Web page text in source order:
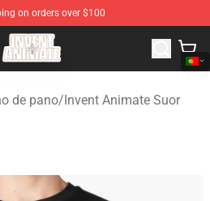
on orders over $100
- Official Invent Animate
de pano/Invent Animate Suor